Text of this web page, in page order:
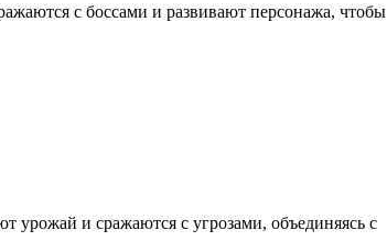
с боссами и развивают персонажа, чтобы
урожай и сражаются с угрозами, объединяясь с